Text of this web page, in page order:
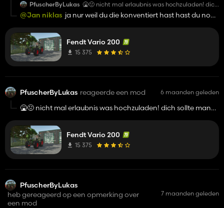
PfuscherByLukas 🤮🤢 nicht mal erlaubnis was hochzuladen! dich
sollte man sperren
@Jan niklas ja nur weil du die konventiert hast hast du noch
Fendt Vario 200
15 375
PfuscherByLukas reageerde een mod 6 maanden geleden
🤮🤢 nicht mal erlaubnis was hochzuladen! dich sollte man
Fendt Vario 200
15 375
PfuscherByLukas
heb gereageerd op een opmerking over
een mod
7 maanden geleden